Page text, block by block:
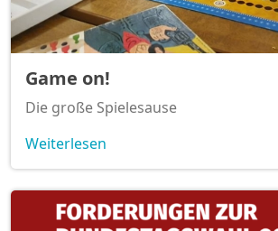
Game on!
Die große Spielesause
Weiterlesen